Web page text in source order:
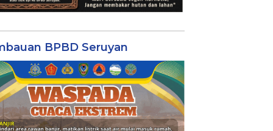
BPBD Seruyan